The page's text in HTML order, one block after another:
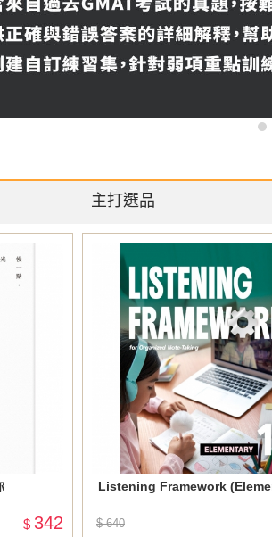
主打選品
$ 342
Listening Framework
$ 640